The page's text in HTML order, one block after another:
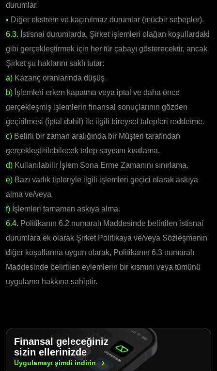
durumlar.
• Diğer ekstrem ve kaçınılmaz durumlar (mücbir sebepler).
6.3. İstisnai durumlarda, Şirket işlemleri olağan koşullardaki
gibi gerçekleştirmek için her tür çabayı gösterecektir, ancak
Şirket şu haklarını saklı tutar:
a) Kazanç oranlarında düşüş.
b) İşlemleri erken kapatma veya iptal ve daha önce
gerçekleşmiş işlemlerin finansal sonuçlarının gözden
geçirilmesi (iptal dahil) ile ilgili bireysel talepleri reddetme.
c) Belirli bir zaman aralığında bir Müşteri tarafından
gerçekleştirilebilecek talep sayısını kısıtlama.
d) Kullanılabilir İşlem Sona Erme Zamanını sınırlama.
e) Bazı varlık tipleriyle ilgili işlemleri geçici olarak askıya
alma ve/veya
f) İşlemleri tamamen askıya alma.
6.4. Politikanın 6.2 numaralı Maddesinde belirtilen istisnai
durumlara ek olarak Şirket Politikaya ve/veya Sözleşmenin
diğer koşullarına uygun olarak, Politikanın 6.3 numaralı
Maddesinde belirtilen eylemlerin bir kısmını veya tümünü
uygulama hakkına sahiptir.
Finansal geleceğiniz
sizin ellerinizde
Uygulamayı şimdi indirin